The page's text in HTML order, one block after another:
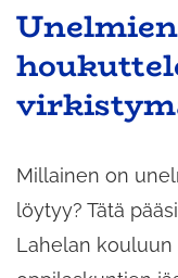
Millainen on
löytyy? Tätä
Lahelan